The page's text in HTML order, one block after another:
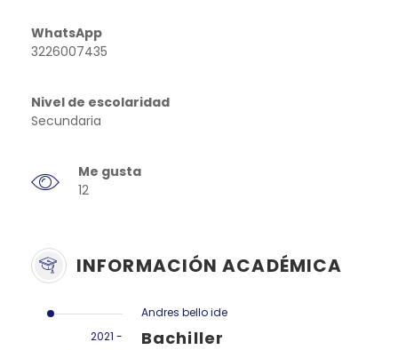
WhatsApp
3226007435
Nivel de escolaridad
Secundaria
Me gusta
12
INFORMACIÓN ACADÉMICA
2021 -
Andres bello ide
Bachiller